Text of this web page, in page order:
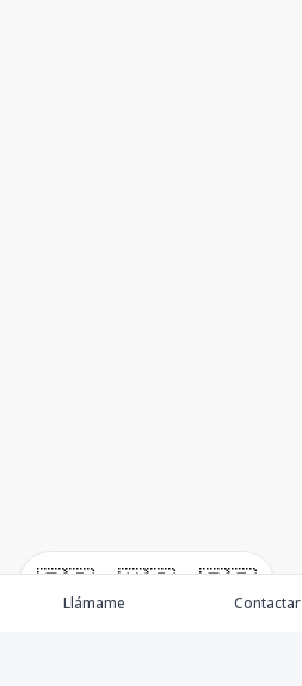
🇪🇸 🇺🇸 🇫🇷
Llámame Contactar